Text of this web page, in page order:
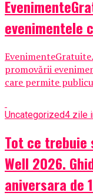
evenimentele
promovării
care permite
Uncategorized4 zile
Tot ce trebuie
Well 2026.
aniversara de